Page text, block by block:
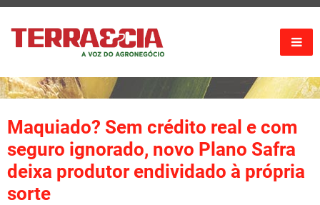
Maquiado? Sem crédito real e com
seguro ignorado, novo Plano Safra
deixa produtor endividado à própria
sorte